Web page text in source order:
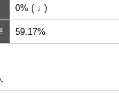
0% ( ↓ )
59.17%